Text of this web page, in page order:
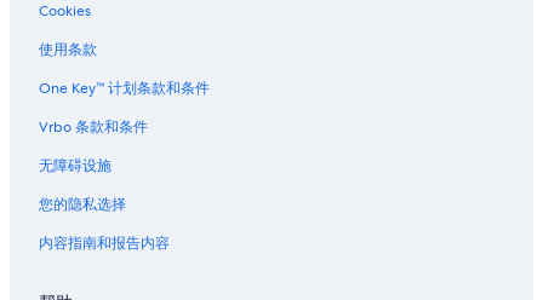
Cookies
使用条款
One Key™ 计划条款和条件
Vrbo 条款和条件
无障碍设施
您的隐私选择
内容指南和报告内容